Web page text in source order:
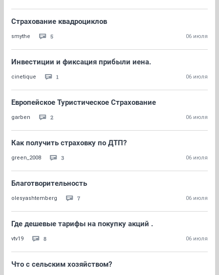
Страхование квадроциклов
smythe 5 06 июля
Инвестиции и фиксация прибыли иена.
cinetique 1 06 июля
Европейское Туристическое Страхование
garben 2 06 июля
Как получить страховку по ДТП?
green_2008 3 06 июля
Благотворительность
olesyashtemberg 7 06 июля
Где дешевые тарифы на покупку акций .
vtv19 8 06 июля
Что с сельским хозяйством?